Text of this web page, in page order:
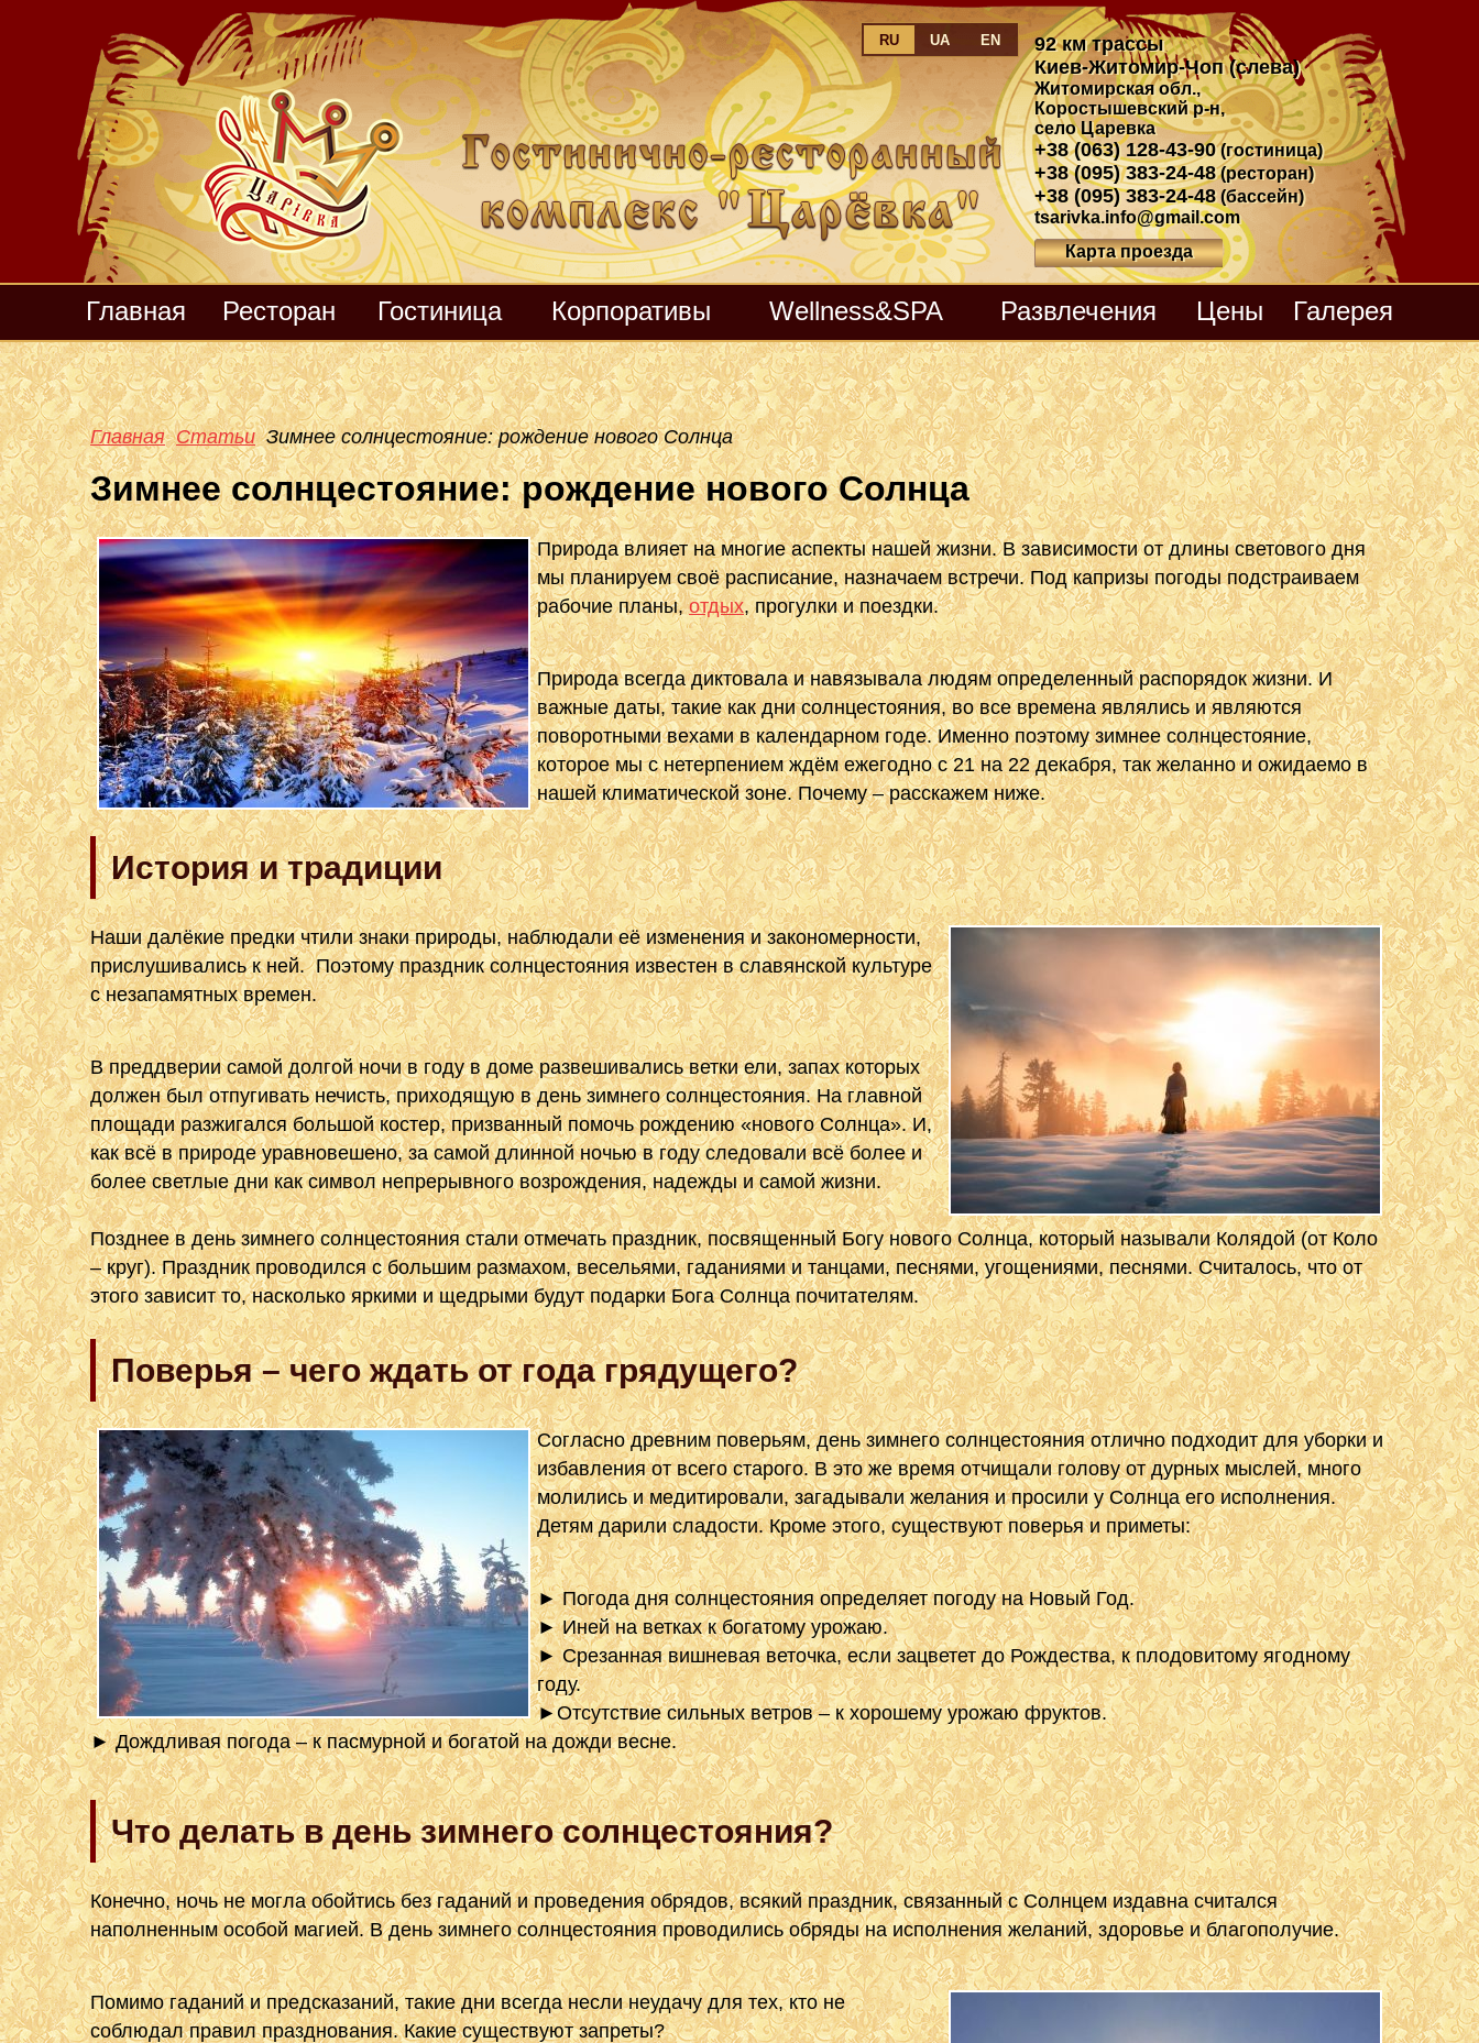
92 км трассы
Киев-Житомир-Чоп (слева)
Житомирская обл.,
Коростышевский р-н,
село Царевка
+38 (063) 128-43-90 (гостиница)
+38 (095) 383-24-48 (ресторан)
+38 (095) 383-24-48 (бассейн)
tsarivka.info@gmail.com
Карта проезда
RU UA EN
Главная Ресторан Гостиница Корпоративы Wellness&SPA Развлечения Цены Галерея
Главная Статьи Зимнее солнцестояние: рождение нового Солнца
Зимнее солнцестояние: рождение нового Солнца
Природа влияет на многие аспекты нашей жизни. В зависимости от длины светового дня
мы планируем своё расписание, назначаем встречи. Под капризы погоды подстраиваем
рабочие планы,отдых, прогулки и поездки.
Природа всегда диктовала и навязывала людям определенный распорядок жизни. И
важные даты, такие как дни солнцестояния, во все времена являлись и являются
поворотными вехами в календарном годе. Именно поэтому зимнее солнцестояние,
которое мы с нетерпением ждём ежегодно с 21 на 22 декабря, так желанно и ожидаемо в
нашей климатической зоне. Почему – расскажем ниже.
История и традиции
Наши далёкие предки чтили знаки природы, наблюдали её изменения и закономерности,
прислушивались к ней. Поэтому праздник солнцестояния известен в славянской культуре
с незапамятных времен.
В преддверии самой долгой ночи в году в доме развешивались ветки ели, запах которых
должен был отпугивать нечисть, приходящую в день зимнего солнцестояния. На главной
площади разжигался большой костер, призванный помочь рождению «нового Солнца». И,
как всё в природе уравновешено, за самой длинной ночью в году следовали всё более и
более светлые дни как символ непрерывного возрождения, надежды и самой жизни.
Позднее в день зимнего солнцестояния стали отмечать праздник, посвященный Богу нового Солнца, который называли Колядой (от Коло
– круг). Праздник проводился с большим размахом, весельями, гаданиями и танцами, песнями, угощениями, песнями. Считалось, что от
этого зависит то, насколько яркими и щедрыми будут подарки Бога Солнца почитателям.
Поверья – чего ждать от года грядущего?
Согласно древним поверьям, день зимнего солнцестояния отлично подходит для уборки и
избавления от всего старого. В это же время отчищали голову от дурных мыслей, много
молились и медитировали, загадывали желания и просили у Солнца его исполнения.
Детям дарили сладости. Кроме этого, существуют поверья и приметы:
► Погода дня солнцестояния определяет погоду на Новый Год.
► Иней на ветках к богатому урожаю.
► Срезанная вишневая веточка, если зацветет до Рождества, к плодовитому ягодному
году.
►Отсутствие сильных ветров – к хорошему урожаю фруктов.
► Дождливая погода – к пасмурной и богатой на дожди весне.
Что делать в день зимнего солнцестояния?
Конечно, ночь не могла обойтись без гаданий и проведения обрядов, всякий праздник, связанный с Солнцем издавна считался
наполненным особой магией. В день зимнего солнцестояния проводились обряды на исполнения желаний, здоровье и благополучие.
Помимо гаданий и предсказаний, такие дни всегда несли неудачу для тех, кто не
соблюдал правил празднования. Какие существуют запреты?